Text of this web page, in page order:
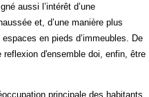
aussi l’intérêt d’une
et, d’une manière plus
en pieds d’immeubles. De
d'ensemble doi, enfin, être
principale des habitants